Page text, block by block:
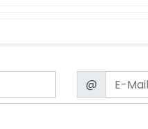
Email
@